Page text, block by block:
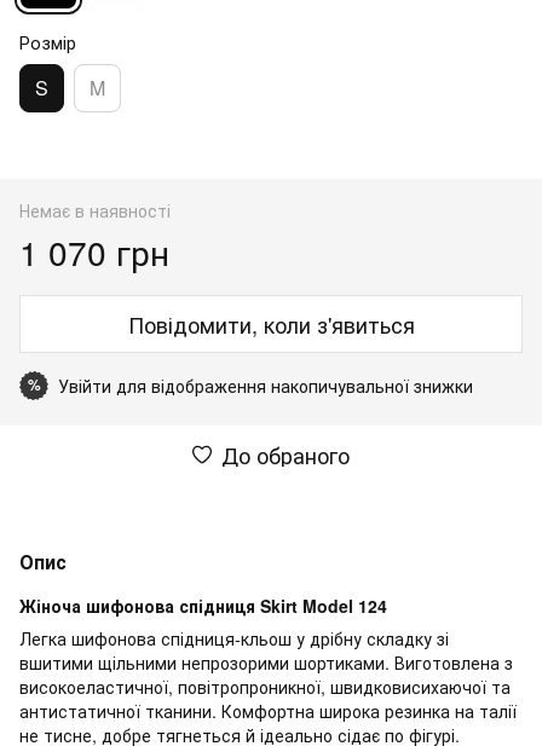
Розмір
S M
Немає в наявності
1 070 грн
Повідомити, коли з'явиться
% Увійти для відображення накопичувальної знижки
До обраного
Опис
Жіноча шифонова спідниця Skirt Model 124
Легка шифонова спідниця-кльош у дрібну складку зі
вшитими щільними непрозорими шортиками. Виготовлена з
високоеластичної, повітропроникної, швидковисихаючої та
антистатичної тканини. Комфортна широка резинка на талії
не тисне, добре тягнеться й ідеально сідає по фігурі.